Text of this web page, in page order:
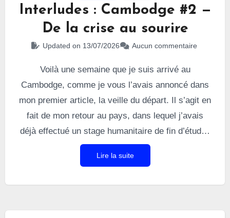
Interludes : Cambodge #2 —
De la crise au sourire
Updated on 13/07/2026 Aucun commentaire
Voilà une semaine que je suis arrivé au
Cambodge, comme je vous l’avais annoncé dans
mon premier article, la veille du départ. Il s’agit en
fait de mon retour au pays, dans lequel j’avais
déjà effectué un stage humanitaire de fin d’études
et vécu parmi les Cambodgiens, immergé dans
leur culture et leur mode de vie. Cette fois, je suis
Lire la suite